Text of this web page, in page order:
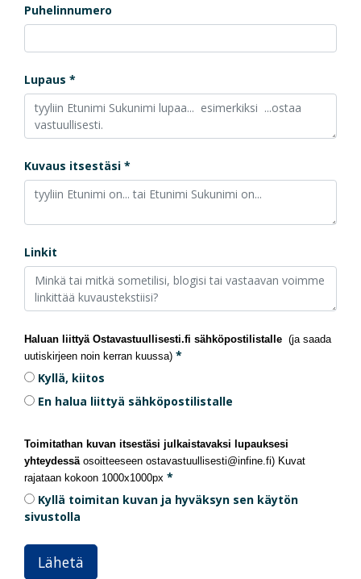
Puhelinnumero
Lupaus
Kuvaus itsestäsi
Linkit
Haluan liittyä Ostavastuullisesti.fi sähköpostilistalle (ja saada
uutiskirjeen noin kerran kuussa)
Kyllä, kiitos
En halua liittyä sähköpostilistalle
Toimitathan kuvan itsestäsi julkaistavaksi lupauksesi
yhteydessä osoitteeseen ostavastuullisesti@infine.fi) Kuvat
rajataan kokoon 1000x1000px
Kyllä toimitan kuvan ja hyväksyn sen käytön
sivustolla
Lähetä